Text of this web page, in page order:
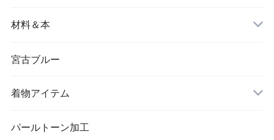
バングル＆ブレスレット
ペンダント
ブローチ
メッセージカード
一筆箋
バッグ
材料＆本
ハンドメイドキット
宮古ブルー
着物アイテム
パールトーン加工